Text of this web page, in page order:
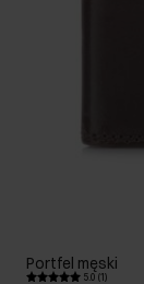
Portfel męski
5.0 (1)